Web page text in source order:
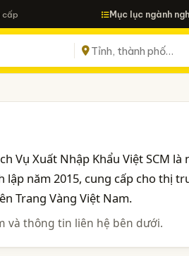
cấp Mục lục ngành
Vụ Xuất Nhập Khẩu Việt SCM là
lập năm 2015, cung cấp cho thị
Trang Vàng Việt Nam.
và thông tin liên hệ bên dưới.